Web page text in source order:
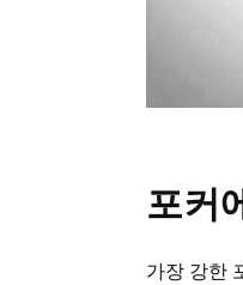
포커
가장 강한